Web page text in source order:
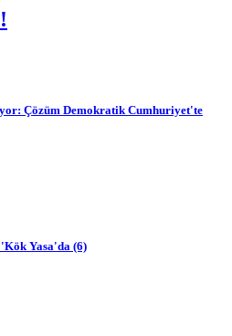
Çözüm Demokratik Cumhuriyet'te
Yasa'da (6)